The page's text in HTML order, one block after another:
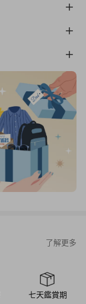
了解更多
七天鑑賞期